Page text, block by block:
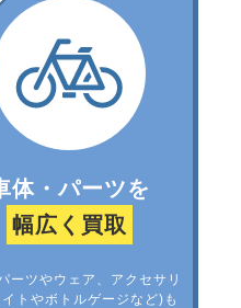
体・パーツを
幅広く買取
ーツやウェア、アクセサリ
トやボトルゲージなど)も